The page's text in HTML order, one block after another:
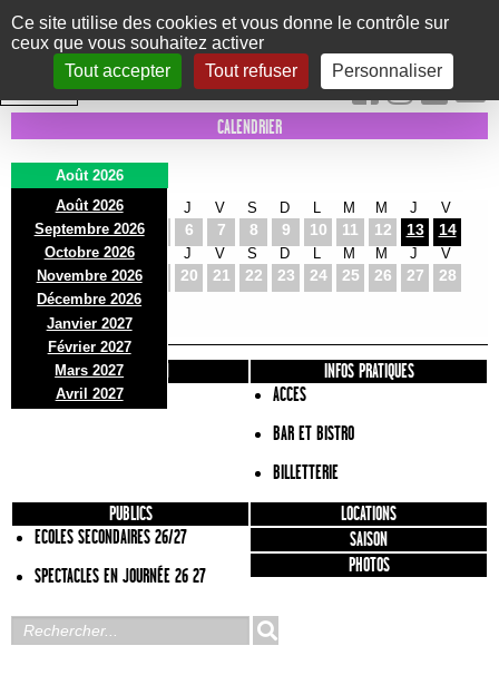
Panneau de gestion des cookies
Ce site utilise des cookies et vous donne le contrôle sur
ceux que vous souhaitez activer
Tout accepter
Tout refuser Personnaliser
Le Marni
CONCERTS DANSE/CIRQUE THÉÂTRE KIDS EXPOS EVENTS
INTRA MUROS
CALENDRIER
Août 2026
Août 2026
Septembre 2026
Octobre 2026
Novembre 2026
Décembre 2026
Janvier 2027
Février 2027
Mars 2027
Avril 2027
D
2
L
3
M
4
J
6
V
7
S
8
D
9 10
M
11
M
12
J
13
V
14
D
16
L
17
M
18
J
20
V
21
S
22
D
23 24
M
25
M
26
J
27
V
28
D
30
L
31
PRÉSENTATION
INFOS PRATIQUES
ACCES
BAR ET BISTRO
BILLETTERIE
PUBLICS
ECOLES SECONDAIRES 26/27
SPECTACLES EN JOURNÉE 26 27
LOCATIONS
SAISON
PHOTOS